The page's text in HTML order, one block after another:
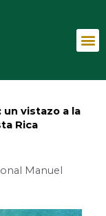
un vistazo a la
Rica
Manuel